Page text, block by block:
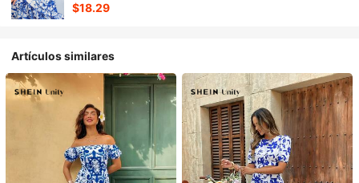
$18.29
Artículos similares